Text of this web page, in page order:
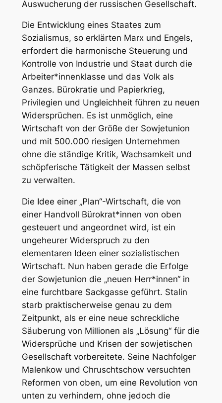
Auswucherung der russischen Gesellschaft.
Die Entwicklung eines Staates zum
Sozialismus, so erklärten Marx und Engels,
erfordert die harmonische Steuerung und
Kontrolle von Industrie und Staat durch die
Arbeiter*innenklasse und das Volk als
Ganzes. Bürokratie und Papierkrieg,
Privilegien und Ungleichheit führen zu neuen
Widersprüchen. Es ist unmöglich, eine
Wirtschaft von der Größe der Sowjetunion
und mit 500.000 riesigen Unternehmen
ohne die ständige Kritik, Wachsamkeit und
schöpferische Tätigkeit der Massen selbst
zu verwalten.
Die Idee einer „Plan“-Wirtschaft, die von
einer Handvoll Bürokrat*innen von oben
gesteuert und angeordnet wird, ist ein
ungeheurer Widerspruch zu den
elementaren Ideen einer sozialistischen
Wirtschaft. Nun haben gerade die Erfolge
der Sowjetunion die „neuen Herr*innen“ in
eine furchtbare Sackgasse geführt. Stalin
starb praktischerweise genau zu dem
Zeitpunkt, als er eine neue schreckliche
Säuberung von Millionen als „Lösung“ für die
Widersprüche und Krisen der sowjetischen
Gesellschaft vorbereitete. Seine Nachfolger
Malenkow und Chruschtschow versuchten
Reformen von oben, um eine Revolution von
unten zu verhindern, ohne jedoch die